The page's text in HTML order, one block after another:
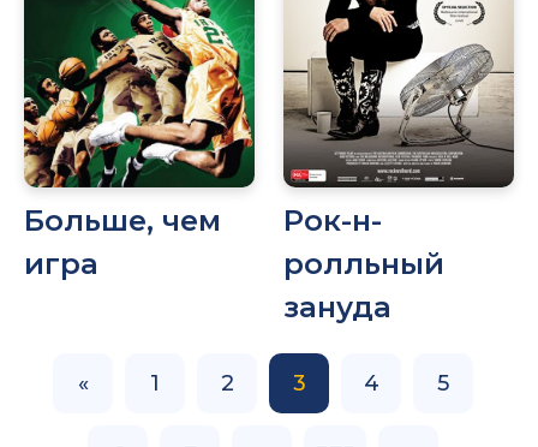
Больше, чем
игра
Рок-н-
ролльный
зануда
« 1 2 3 4 5